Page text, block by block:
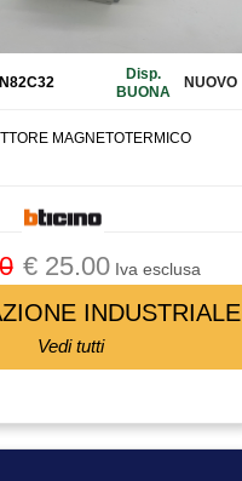
Disp.
BUONA
NUOVO
MAGNETOTERMICO
€ 25.00Iva esclusa
INDUSTRIALE
Vedi tutti